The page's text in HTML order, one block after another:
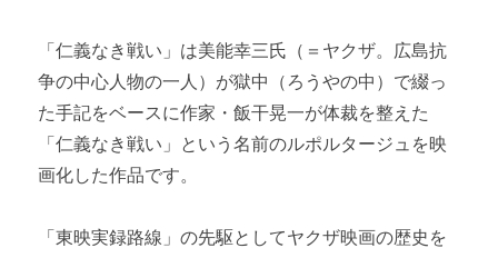
「仁義なき戦い」は美能幸三氏（＝ヤクザ。広島抗
争の中心人物の一人）が獄中（ろうやの中）で綴っ
た手記をベースに作家・飯干晃一が体裁を整えた
「仁義なき戦い」という名前のルポルタージュを映
画化した作品です。
「東映実録路線」の先駆としてヤクザ映画の歴史を